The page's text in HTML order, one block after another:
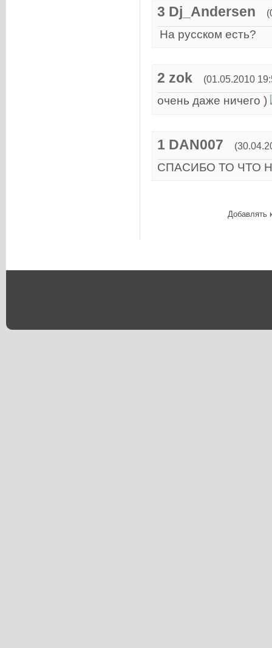
3 Dj_Andersen
На русском есть?
2 zok (01.05.2010
очень даже ничего )
1 DAN007
СПАСИБО ТО ЧТО
Добавлять